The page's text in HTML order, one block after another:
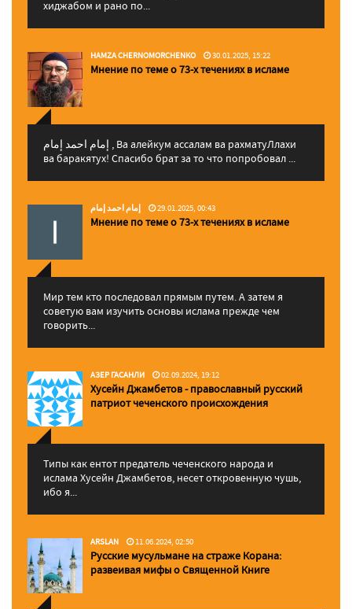
хиджабом и рано по...
HAMZA CHERNOMORCHENKO 30.01.2025, 15:22
Мнение по теме о 73-х течениях в исламе
إمام احمد إمام , Ва алейкум ассалам ва рахматуЛлахи
ва баракятух! Спасибо брат за то что попробовал ...
إمام احمد إمام 29.01.2025, 00:43
Мнение по теме о 73-х течениях в исламе
Мир тем кто последовал прямым путем. А затем я
советую вам изучить основы ислама прежде чем
говорить...
АЗЕР ГАСАНЛИ 02.09.2024, 19:12
Хусейн Джамбетов - православный русский
патриот чеченского происхождения
Типы как ентот предатель чеченского народа и
ислама Хусейн Джамбетов, несет откровенную чушь,
ибо я...
ARSLAN 11.06.2024, 02:50
Русские мусульмане на страже Корана:
pазвеивая мифы о Священной Книге